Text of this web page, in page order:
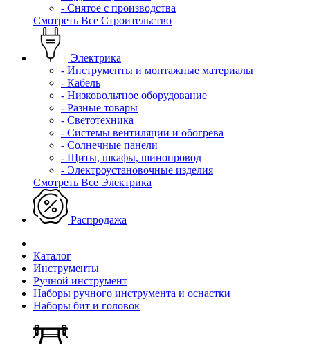
- Снятое с производства
Смотреть Все Строительство
Электрика
- Инструменты и монтажные материалы
- Кабель
- Низковольтное оборудование
- Разные товары
- Светотехника
- Системы вентиляции и обогрева
- Солнечные панели
- Щиты, шкафы, шинопровод
- Электроустановочные изделия
Смотреть Все Электрика
Распродажа
Каталог
Инструменты
Ручной инструмент
Наборы ручного инструмента и оснастки
Наборы бит и головок